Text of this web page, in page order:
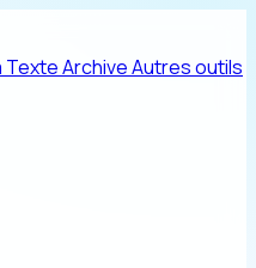
TexteArchiveAutres outils